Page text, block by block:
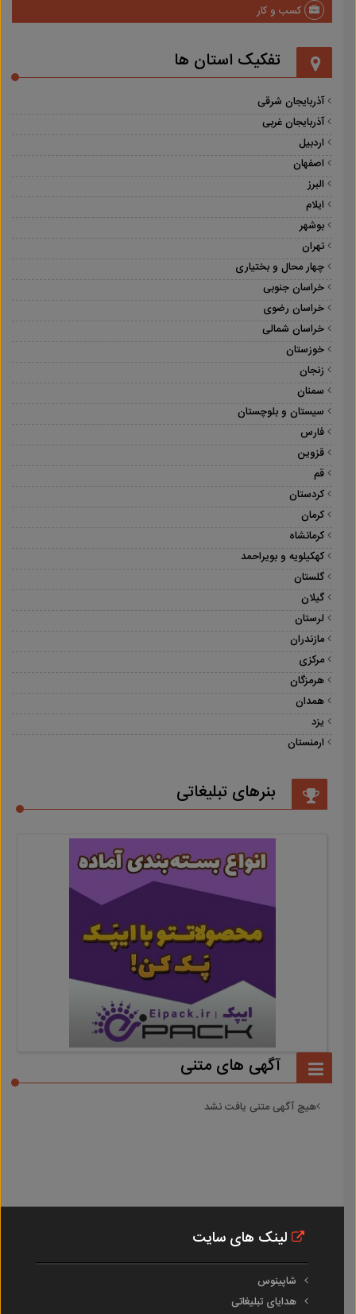
کسب و کار
تفکیک استان ها
آذربایجان شرقی
آذربایجان غربی
اردبیل
اصفهان
البرز
ایلام
بوشهر
تهران
چهار محال و بختیاری
خراسان جنوبی
خراسان رضوی
خراسان شمالی
خوزستان
زنجان
سمنان
سیستان و بلوچستان
فارس
قزوین
قم
کردستان
کرمان
کرمانشاه
کهکیلویه و بویراحمد
گلستان
گیلان
لرستان
مازندران
مرکزی
هرمزگان
همدان
یزد
ارمنستان
بنرهای تبلیغاتی
آگهی های متنی
هیچ آگهی متنی یافت نشد
لینک های سایت
شاپینوس
هدایای تبلیغاتی